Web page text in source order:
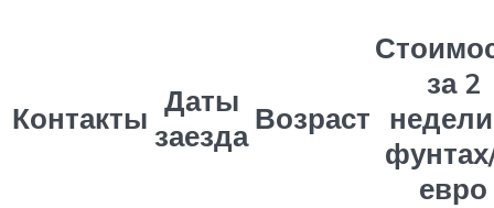
Контакты Даты
заезда Возраст
за 2
евро